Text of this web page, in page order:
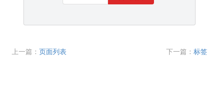
上一篇： 页面列表 下一篇： 标签